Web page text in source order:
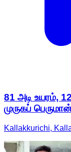
81 அடி உயரம்,
முருகப்
Kallakkurichi,